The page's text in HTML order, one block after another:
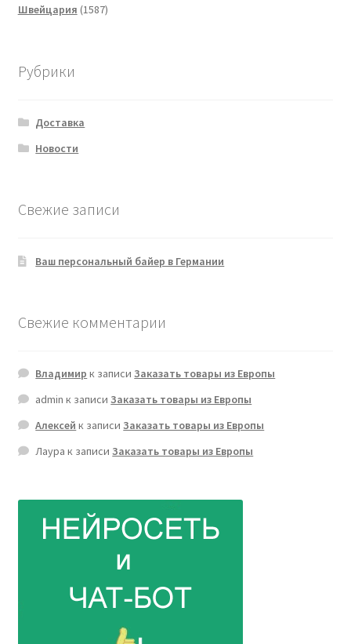
Швейцария 15871587
Рубрики
Доставка
Новости
Свежие записи
Ваш персональный байер в Германии
Свежие комментарии
Владимир к записиЗаказать товары из Европы
admin к записиЗаказать товары из Европы
Алексей к записиЗаказать товары из Европы
Лаура к записиЗаказать товары из Европы